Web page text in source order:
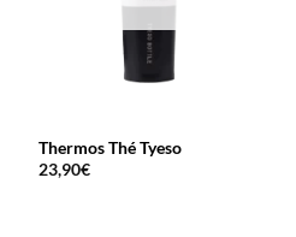
Thermos Thé Tyeso
23,90€